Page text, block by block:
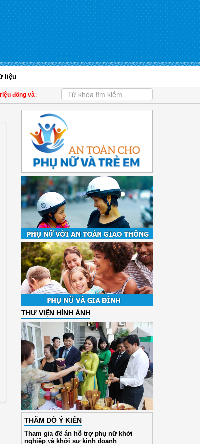
liệu
đồng và 1.000 USD trở lên phải báo cáo | Phát triển kinh tế tư nhân
THƯ VIỆN HÌNH ẢNH
THĂM DÒ Ý KIẾN
Tham gia đề án hỗ trợ phụ nữ khởi
nghiệp và khởi sự kinh doanh